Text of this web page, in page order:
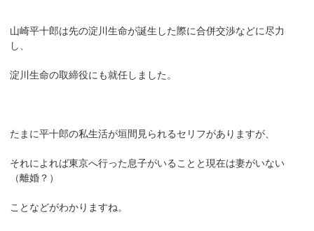
山崎平十郎は先の淀川生命が誕生した際に合併交渉などに尽力
し、
淀川生命の取締役にも就任しました。
たまに平十郎の私生活が垣間見られるセリフがありますが、
それによれば東京へ行った息子がいることと現在は妻がいない
（離婚？）
ことなどがわかりますね。